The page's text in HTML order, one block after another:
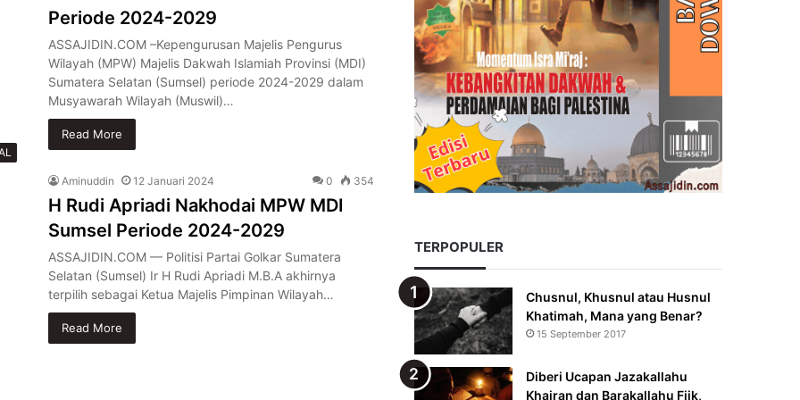
Periode 2024-2029
ASSAJIDIN.COM –Kepengurusan Majelis Pengurus
Wilayah (MPW) Majelis Dakwah Islamiah Provinsi (MDI)
Sumatera Selatan (Sumsel) periode 2024-2029 dalam
Musyawarah Wilayah (Muswil)…
Read More
Aminuddin 12 Januari 2024 0 354
H Rudi Apriadi Nakhodai MPW MDI
Sumsel Periode 2024-2029
ASSAJIDIN.COM — Politisi Partai Golkar Sumatera
Selatan (Sumsel) Ir H Rudi Apriadi M.B.A akhirnya
terpilih sebagai Ketua Majelis Pimpinan Wilayah…
Read More
TERPOPULER
Chusnul, Khusnul atau Husnul
Khatimah, Mana yang Benar?
15 September 2017
Diberi Ucapan Jazakallahu
Khairan dan Barakallahu Fiik,